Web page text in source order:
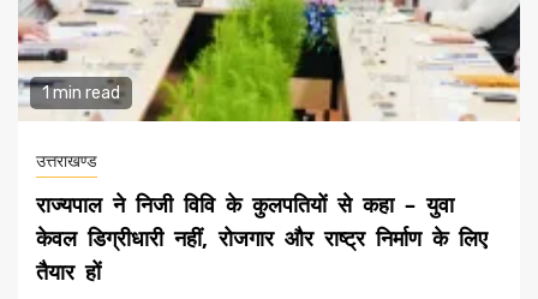
1 min read
उत्तराखण्ड
राज्यपाल ने निजी विवि के कुलपतियों से कहा – युवा
केवल डिग्रीधारी नहीं, रोजगार और राष्ट्र निर्माण के लिए
तैयार हों